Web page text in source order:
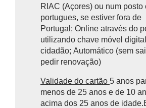
RIAC (Açores) ou num posto
portugues, se estiver fora de
Portugal; Online através do
utilizando chave móvel
cidadão; Automático (sem
pedir renovação)
Validade do cartão 5 anos
menos de 25 anos e de 10
acima dos 25 anos de